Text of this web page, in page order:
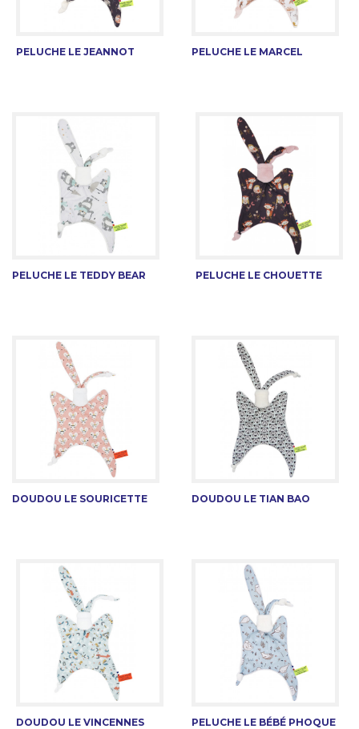
PELUCHE LE JEANNOT PELUCHE LE MARCEL
PELUCHE LE TEDDY BEAR PELUCHE LE CHOUETTE
DOUDOU LE SOURICETTE DOUDOU LE TIAN BAO
DOUDOU LE VINCENNES PELUCHE LE BÉBÉ PHOQUE